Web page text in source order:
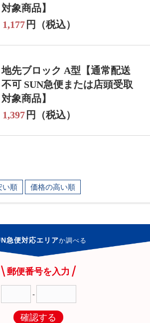
対象商品】
1,177 円（税込）
地先ブロック A型【通常配送
不可 SUN急便または店頭受取
対象商品】
1,397 円（税込）
い順 価格の高い順
急便対応エリアか調べる
郵便番号を入力
-
確認する